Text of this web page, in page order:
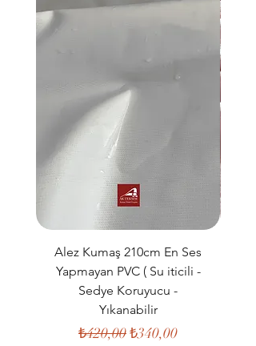
Alez Kumaş 210cm En Ses
Yapmayan PVC ( Su iticili -
Sedye Koruyucu -
Yıkanabilir
Normal Fiyat
₺420,00İndirimli Fiyat
₺340,00